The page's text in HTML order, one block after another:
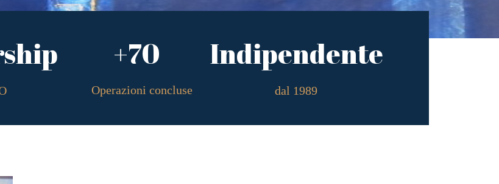
Indipendente
+70
Operazioni concluse dal 1989